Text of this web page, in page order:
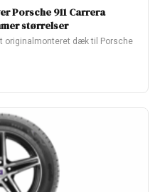
Porsche 911 Carrera
størrelser
originalmonteret dæk til Porsche